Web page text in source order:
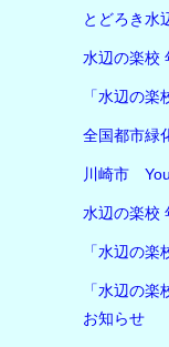
とどろき水
水辺の楽校
「水辺の
全国都市緑
川崎市
水辺の楽校
「水辺の
「水辺の
お知らせ